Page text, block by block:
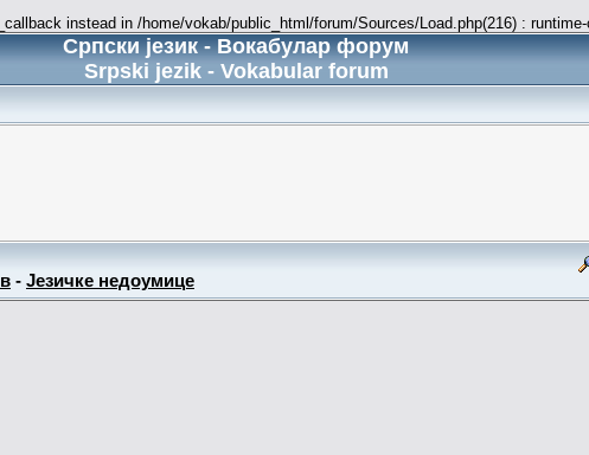
instead in /home/vokab/public_html/forum/Sources/Load.php(216) :
Српски језик - Вокабулар форум
Srpski jezik - Vokabular forum
- Језичке недоумице